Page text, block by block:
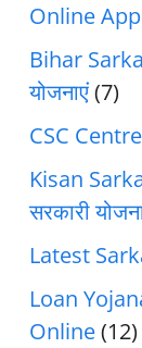
Online
Bihar
योजनाएं(7)
CSC
Kisan
सरकारी
Latest
Loan
Online(12)